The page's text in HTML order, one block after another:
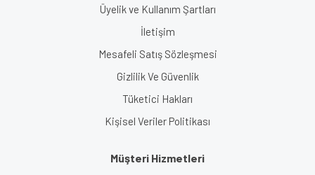
Üyelik ve Kullanım Şartları
İletişim
Mesafeli Satış Sözleşmesi
Gizlilik Ve Güvenlik
Tüketici Hakları
Kişisel Veriler Politikası
Müşteri Hizmetleri